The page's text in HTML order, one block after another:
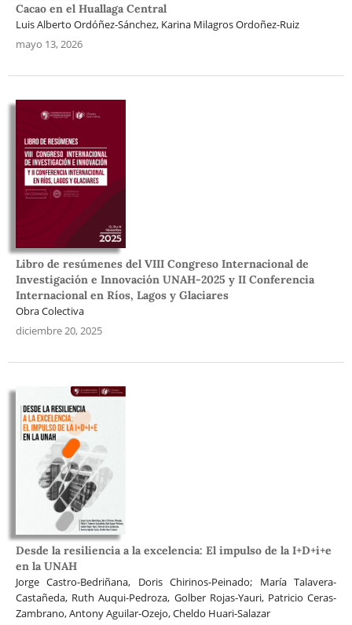
Cacao en el Huallaga Central
Luis Alberto Ordóñez-Sánchez, Karina Milagros Ordoñez-Ruiz
mayo 13, 2026
Libro de resúmenes del VIII Congreso Internacional de
Investigación e Innovación UNAH-2025 y II Conferencia
Internacional en Ríos, Lagos y Glaciares
Obra Colectiva
diciembre 20, 2025
Desde la resiliencia a la excelencia: El impulso de la I+D+i+e
en la UNAH
Jorge Castro-Bedriñana, Doris Chirinos-Peinado; María Talavera-
Castañeda, Ruth Auqui-Pedroza, Golber Rojas-Yauri, Patricio Ceras-
Zambrano, Antony Aguilar-Ozejo, Cheldo Huari-Salazar